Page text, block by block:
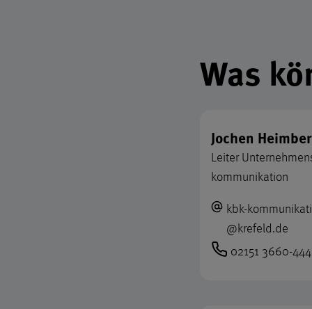
Was
Jochen
Leiter
kommunikation
kbk-
@krefeld.de
02151 3660-